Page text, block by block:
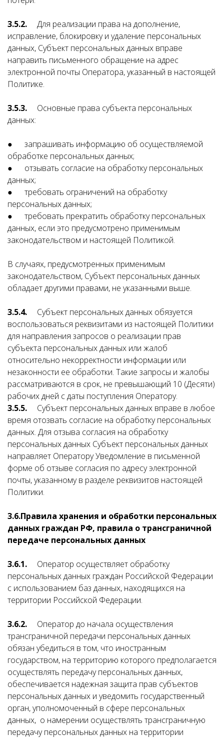
3.5.2. Для реализации права на дополнение,
исправление, блокировку и удаление персональных
данных, Субъект персональных данных вправе
направить письменного обращение на адрес
электронной почты Оператора, указанный в настоящей
Политике.
3.5.3. Основные права субъекта персональных
данных:
● запрашивать информацию об осуществляемой
обработке персональных данных;
● отзывать согласие на обработку персональных
данных;
● требовать ограничений на обработку
персональных данных;
● требовать прекратить обработку персональных
данных, если это предусмотрено применимым
законодательством и настоящей Политикой.
В случаях, предусмотренных применимым
законодательством, Субъект персональных данных
обладает другими правами, не указанными выше.
3.5.4. Субъект персональных данных обязуется
воспользоваться реквизитами из настоящей Политики
для направления запросов о реализации прав
субъекта персональных данных или жалоб
относительно некорректности информации или
незаконности ее обработки. Такие запросы и жалобы
рассматриваются в срок, не превышающий 10 (Десяти)
рабочих дней с даты поступления Оператору.
3.5.5. Субъект персональных данных вправе в любое
время отозвать согласие на обработку персональных
данных. Для отзыва согласия на обработку
персональных данных Субъект персональных данных
направляет Оператору Уведомление в письменной
форме об отзыве согласия по адресу электронной
почты, указанному в разделе реквизитов настоящей
Политики.
3.6.Правила хранения и обработки персональных
данных граждан РФ, правила о трансграничной
передаче персональных данных
3.6.1. Оператор осуществляет обработку
персональных данных граждан Российской Федерации
с использованием баз данных, находящихся на
территории Российской Федерации.
3.6.2. Оператор до начала осуществления
трансграничной передачи персональных данных
обязан убедиться в том, что иностранным
государством, на территорию которого предполагается
осуществлять передачу персональных данных,
обеспечивается надежная защита прав субъектов
персональных данных и уведомить государственный
орган, уполномоченный в сфере персональных
данных, о намерении осуществлять трансграничную
передачу персональных данных на территории